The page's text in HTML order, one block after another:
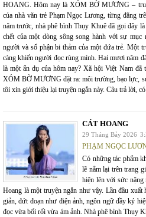
HOANG. Hôm nay là XÓM BỜ MƯƠNG –
của nhà văn trẻ Phạm Ngọc Lương, từng đăng
năm trước, nhà phê bình Thụy Khuê đã gọi đây
chết của một dòng sông song hành với sự
người và số phận bi thảm của một đứa trẻ. Một
càng khiến người đọc rùng mình. Hai mươi năm
là một ẩn dụ của hôm nay? Xã hội Việt Nam đã
XÓM BỜ MƯƠNG đặt ra: môi trường, bạo lực,
tôi xin giới thiệu lại truyện ngắn này. Câu trả lời,
CÁT HOANG
29 Tháng Bảy 2026
PHẠM NGỌC
Có những tác phẩm
lẽ nằm lại trên trang
hiện lên với sức
Hoang là một truyện ngắn như vậy. Lần đầu
giản, đứt đoạn như điện ảnh, ngôn ngữ đầy ký
đọc vừa bối rối vừa ám ảnh. Nhà phê bình Thụy